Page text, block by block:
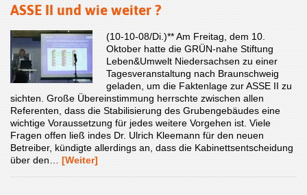
ASSE II und wie weiter ?
(10-10-08/Di.)** Am Freitag, dem 10.
Oktober hatte die GRÜN-nahe Stiftung
Leben&Umwelt Niedersachsen zu einer
Tagesveranstaltung nach Braunschweig
geladen, um die Faktenlage zur ASSE II zu
sichten. Große Übereinstimmung herrschte zwischen allen
Referenten, dass die Stabilisierung des Grubengebäudes eine
wichtige Voraussetzung für jedes weitere Vorgehen ist. Viele
Fragen offen ließ indes Dr. Ulrich Kleemann für den neuen
Betreiber, kündigte allerdings an, dass die Kabinettsentscheidung
über den… [Weiter]